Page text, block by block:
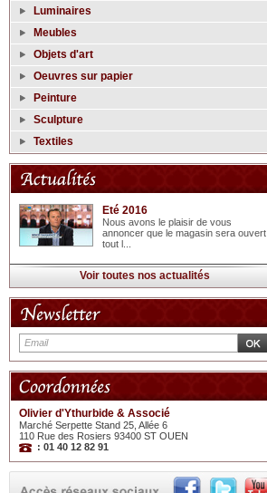
Luminaires
Meubles
Objets d'art
Oeuvres sur papier
Peinture
Sculpture
Textiles
Eté 2016
Nous avons le plaisir de vous
annoncer que le magasin sera ouvert
tout l...
Voir toutes nos actualités
Olivier d'Ythurbide & Associé
Marché Serpette Stand 25, Allée 6
110 Rue des Rosiers 93400 ST OUEN
: 01 40 12 82 91